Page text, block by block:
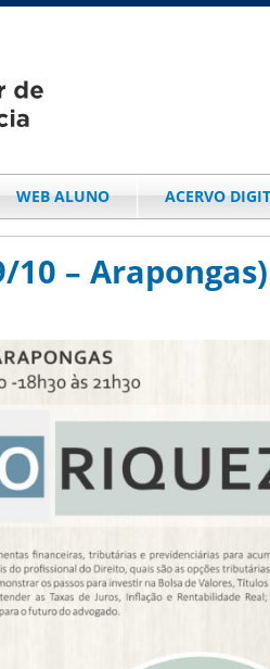
WEB ALUNO ACERVO
10 – Arapongas)